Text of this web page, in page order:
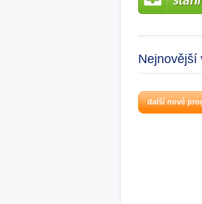
Nejnovější
další nové